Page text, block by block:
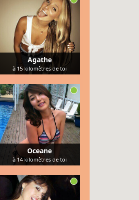
Agathe
à 15kilomètres de toi
Oceane
à 14kilomètres de toi